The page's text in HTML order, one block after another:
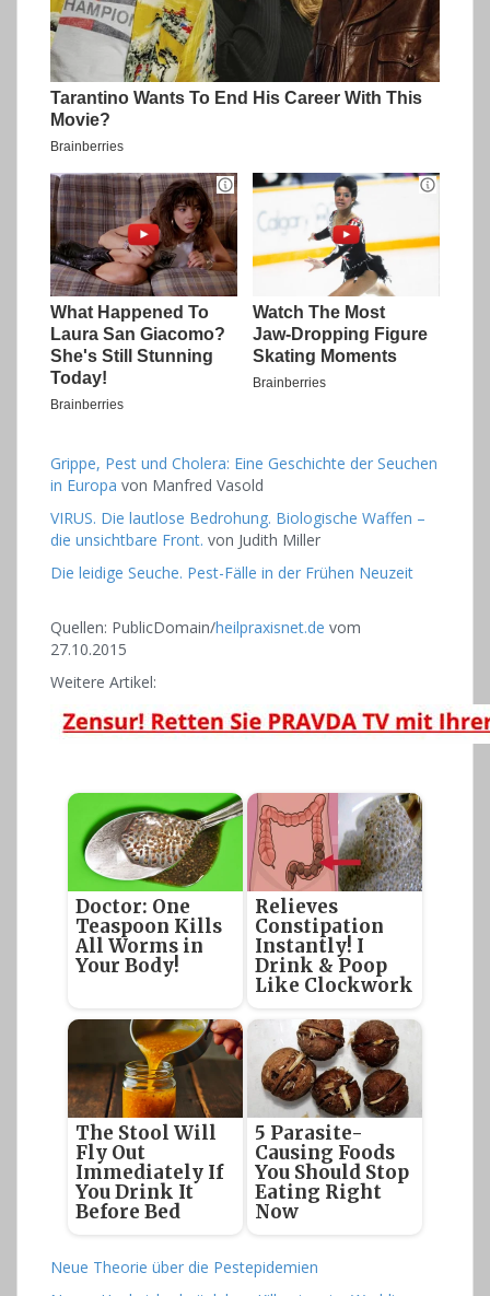
Grippe, Pest und Cholera: Eine Geschichte der Seuchen
in Europa von Manfred Vasold
VIRUS. Die lautlose Bedrohung. Biologische Waffen –
die unsichtbare Front. von Judith Miller
Die leidige Seuche. Pest-Fälle in der Frühen Neuzeit
Quellen: PublicDomain/heilpraxisnet.de vom
27.10.2015
Weitere Artikel:
Doctor: One
Teaspoon Kills
All Worms in
Your Body!
Relieves
Constipation
Instantly! I
Drink & Poop
Like Clockwork
The Stool Will
Fly Out
Immediately If
You Drink It
Before Bed
5 Parasite-
Causing Foods
You Should Stop
Eating Right
Now
Neue Theorie über die Pestepidemien